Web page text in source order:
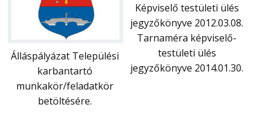
Álláspályázat Települési
karbantartó
munkakör/feladatkör
betöltésére.
Képviselő testületi ülés
jegyzőkönyve 2012.03.08.
Tarnaméra képviselő-
testületi ülés
jegyzőkönyve 2014.01.30.